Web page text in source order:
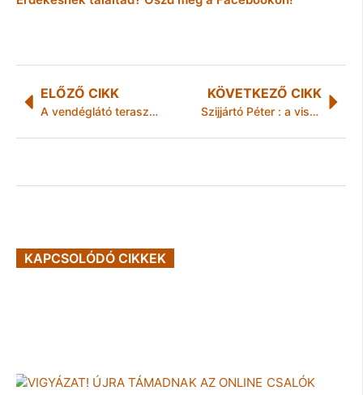
ELŐZŐ CIKK
A vendéglátó teraszok üzemeltetésének új szabályai Miskolcon
KÖVETKEZŐ CIKK
Szijjártó Péter : a visegrádi országok felgyorsítanák fejlesztési terveiket
KAPCSOLÓDÓ CIKKEK